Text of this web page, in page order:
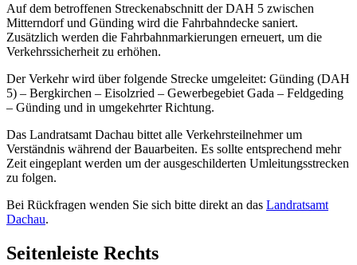
Auf dem betroffenen Streckenabschnitt der DAH 5 zwischen
Mitterndorf und Günding wird die Fahrbahndecke saniert.
Zusätzlich werden die Fahrbahnmarkierungen erneuert, um die
Verkehrssicherheit zu erhöhen.
Der Verkehr wird über folgende Strecke umgeleitet: Günding (DAH
5) – Bergkirchen – Eisolzried – Gewerbegebiet Gada – Feldgeding
– Günding und in umgekehrter Richtung.
Das Landratsamt Dachau bittet alle Verkehrsteilnehmer um
Verständnis während der Bauarbeiten. Es sollte entsprechend mehr
Zeit eingeplant werden um der ausgeschilderten Umleitungsstrecken
zu folgen.
Bei Rückfragen wenden Sie sich bitte direkt an das Landratsamt
Dachau.
Seitenleiste Rechts